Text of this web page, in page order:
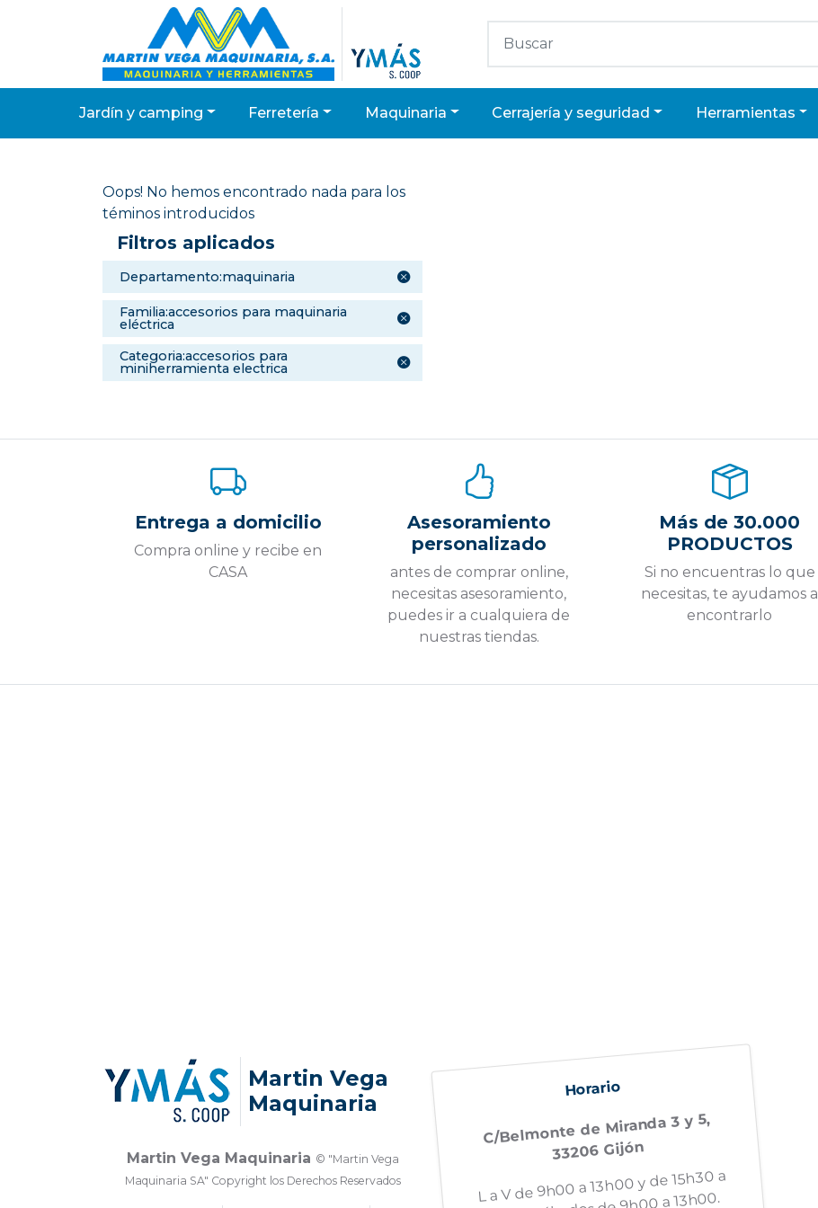
jardín y camping ferretería maquinaria cerrajería y seguridad herramientas
Oops! No hemos encontrado nada para los
téminos introducidos
Filtros aplicados
departamento:maquinaria
familia:accesorios para maquinaria
eléctrica
categoria:accesorios para
miniherramienta electrica
Entrega a domicilio
Compra online y recibe en
CASA
Asesoramiento
personalizado
antes de comprar online,
necesitas asesoramiento,
puedes ir a cualquiera de
nuestras tiendas.
Más de 30.000
PRODUCTOS
Si no encuentras lo que
necesitas, te ayudamos a
encontrarlo
Martin Vega
Maquinaria
Martin Vega Maquinaria © "Martin Vega
Maquinaria SA" Copyright los Derechos Reservados
Horario
C/Belmonte de Miranda 3 y 5,
33206 Gijón
L a V de 9h00 a 13h00 y de 15h30 a